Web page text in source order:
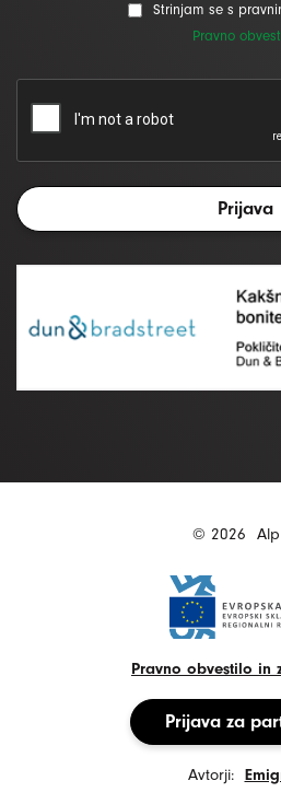
Strinjam se s
Pravno
© 2026
Pravno obvestilo in
Prijava za
Avtorji: